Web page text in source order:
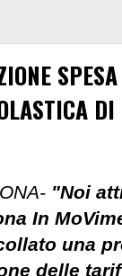
"Noi
In
una
delle